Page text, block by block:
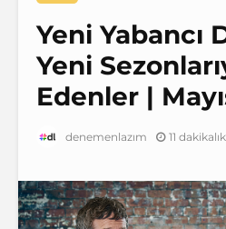
Yeni Yabancı
Yeni
Edenler |
denemenlazım 11